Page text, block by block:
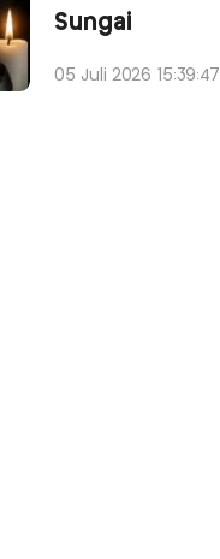
Sungai
05 Juli 2026 15:39:47